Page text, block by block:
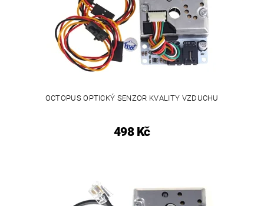
OCTOPUS OPTICKÝ SENZOR KVALITY VZDUCHU
498 Kč